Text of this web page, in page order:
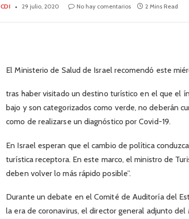
CDI 29 julio, 2020 No hay comentarios 2 Mins Read
El Ministerio de Salud de Israel recomendó este
tras haber visitado un destino turístico en el que el
bajo y son categorizados como verde, no deberán
como de realizarse un diagnóstico por Covid-19.
En Israel esperan que el cambio de política
turística receptora. En este marco, el ministro de
deben volver lo más rápido posible”.
Durante un debate en el Comité de Auditoría del
la era de coronavirus, el director general adjunto